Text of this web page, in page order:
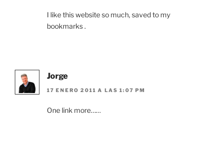
I like this website so much, saved to my
bookmarks .
Jorge
17 ENERO 2011 A LAS 1:07 PM
One link more……